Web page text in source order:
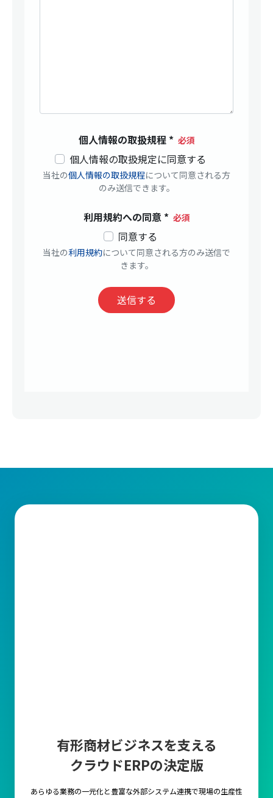
有形商材ビジネスを支える
クラウドERPの決定版
あらゆる業務の一元化と豊富な外部システム連携で現場の生産性